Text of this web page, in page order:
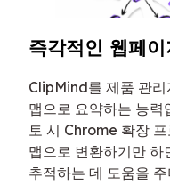
즉각적인 웹페
ClipMind를 제품 관리
맵으로 요약하는 능력
토 시 Chrome 확장
맵으로 변환하기만 하
추적하는 데 도움을